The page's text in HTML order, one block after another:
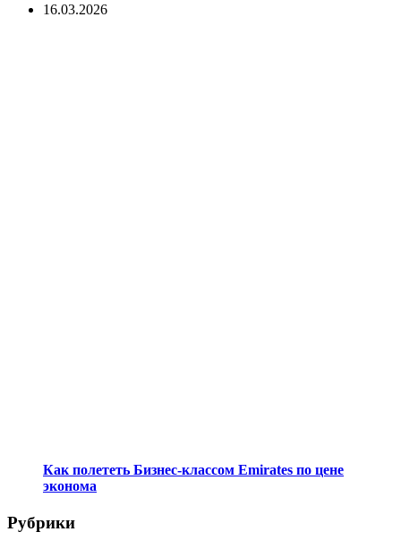
16.03.2026
Как полететь Бизнес-классом Emirates по цене
эконома
Рубрики